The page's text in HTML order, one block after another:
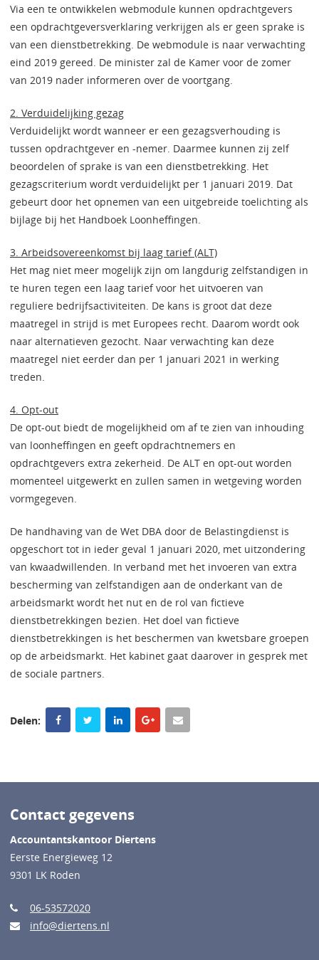
Via een te ontwikkelen webmodule kunnen opdrachtgevers
een opdrachtgeversverklaring verkrijgen als er geen sprake is
van een dienstbetrekking. De webmodule is naar verwachting
eind 2019 gereed. De minister zal de Kamer voor de zomer
van 2019 nader informeren over de voortgang.
2. Verduidelijking gezag
Verduidelijkt wordt wanneer er een gezagsverhouding is
tussen opdrachtgever en -nemer. Daarmee kunnen zij zelf
beoordelen of sprake is van een dienstbetrekking. Het
gezagscriterium wordt verduidelijkt per 1 januari 2019. Dat
gebeurt door het opnemen van een uitgebreide toelichting als
bijlage bij het Handboek Loonheffingen.
3. Arbeidsovereenkomst bij laag tarief (ALT)
Het mag niet meer mogelijk zijn om langdurig zelfstandigen in
te huren tegen een laag tarief voor het uitvoeren van
reguliere bedrijfsactiviteiten. De kans is groot dat deze
maatregel in strijd is met Europees recht. Daarom wordt ook
naar alternatieven gezocht. Naar verwachting kan deze
maatregel niet eerder dan per 1 januari 2021 in werking
treden.
4. Opt-out
De opt-out biedt de mogelijkheid om af te zien van inhouding
van loonheffingen en geeft opdrachtnemers en
opdrachtgevers extra zekerheid. De ALT en opt-out worden
momenteel uitgewerkt en zullen samen in wetgeving worden
vormgegeven.
De handhaving van de Wet DBA door de Belastingdienst is
opgeschort tot in ieder geval 1 januari 2020, met uitzondering
van kwaadwillenden. In verband met het invoeren van extra
bescherming van zelfstandigen aan de onderkant van de
arbeidsmarkt wordt het nut en de rol van fictieve
dienstbetrekkingen bezien. Het doel van fictieve
dienstbetrekkingen is het beschermen van kwetsbare groepen
op de arbeidsmarkt. Het kabinet gaat daarover in gesprek met
de sociale partners.
Delen:
Contact gegevens
Accountantskantoor Diertens
Eerste Energieweg 12
9301 LK Roden
06-53572020
info@diertens.nl